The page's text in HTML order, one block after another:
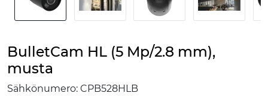
BulletCam HL (5 Mp/2.8 mm),
musta
Sähkönumero: CPB528HLB